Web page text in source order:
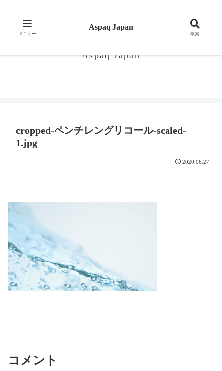
アスパックジャパン 素材,品質にこだわった商品をお届けします。
Aspaq Japan
cropped-ペンチレングリコール-scaled-
1.jpg
2020.06.27
コメント
メニュー
Aspaq Japan
検索